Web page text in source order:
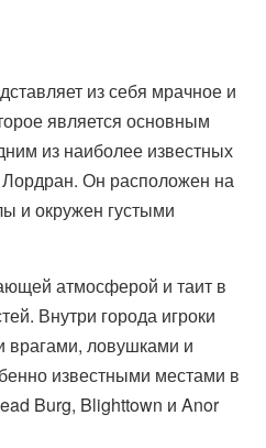
из себя мрачное и
является основным
из наиболее известных
Лордран. Он расположен на
и окружен густыми
атмосферой и таит в
Внутри города игроки
врагами, ловушками и
известными местами в
Burg, Blighttown и Anor